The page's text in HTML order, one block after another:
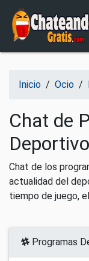
Salir del contenido
Inicio / Ocio /
Chat de
Chat de los
actualidad del
tiempo de juego,
Programas